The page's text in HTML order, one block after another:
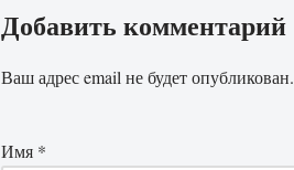
Добавить комментарий
Ваш адрес email не будет опубликован.
Имя *